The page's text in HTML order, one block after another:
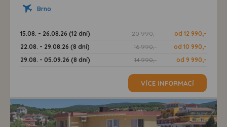
Brno
15.08. - 26.08.26 (12 dní) 20 990,-
od 12 990,-
22.08. - 29.08.26 (8 dní)
16 990,-
od 10 990,-
29.08. - 05.09.26 (8 dní)
14 990,- od 9 990,-
VÍCE INFORMACÍ